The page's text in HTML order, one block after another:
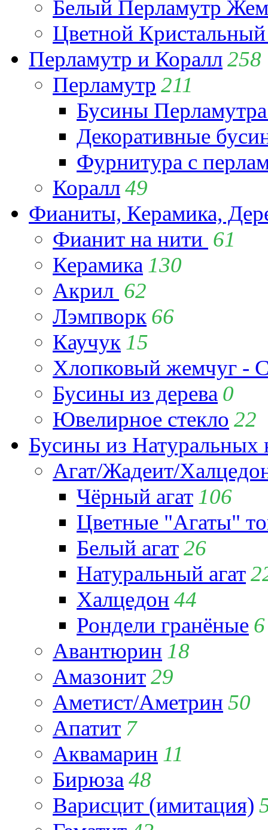
Белый Перламутр
Цветной
Перламутр и Коралл258
Перламутр 211
Бусины
Декоративные
Фурнитура с
Коралл49
Фианиты, Керамика,
Фианит на нити 61
Керамика 130
Акрил 62
Лэмпворк 66
Каучук 15
Хлопковый жемчуг -
Бусины из дерева 0
Ювелирное стекло 22
Бусины из Натуральных
Агат/Жадеит/
Чёрный агат 106
Цветные "Агаты"
Белый агат26
Натуральный агат
Халцедон 44
Рондели гранёные 6
Авантюрин 18
Амазонит29
Аметист/Аметрин 50
Апатит 7
Аквамарин 11
Бирюза 48
Варисцит (имитация)